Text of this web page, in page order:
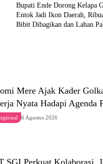
Bupati Ende Dorong Kelapa
Entok Jadi Ikon Daerah,
Bibit Dibagikan dan Lahan
Mere Ajak Kader
Nyata Hadapi Agenda
6 Agustus 2026
SGI Perkuat Kolaborasi,